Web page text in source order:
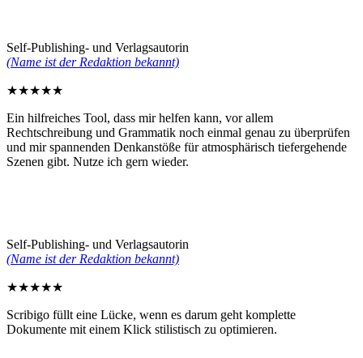
Self-Publishing- und Verlagsautorin
(Name ist der Redaktion bekannt)
★★★★★
Ein hilfreiches Tool, dass mir helfen kann, vor allem
Rechtschreibung und Grammatik noch einmal genau zu überprüfen
und mir spannenden Denkanstöße für atmosphärisch tiefergehende
Szenen gibt. Nutze ich gern wieder.
Self-Publishing- und Verlagsautorin
(Name ist der Redaktion bekannt)
★★★★★
Scribigo füllt eine Lücke, wenn es darum geht komplette
Dokumente mit einem Klick stilistisch zu optimieren.